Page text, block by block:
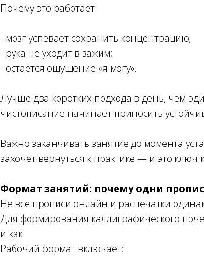
Почему это работает:
- мозг успевает сохранить концентрацию;
- рука не уходит в зажим;
- остаётся ощущение «я могу».
Лучше два коротких подхода в день, чем
чистописание начинает приносить
Важно заканчивать занятие до момента
захочет вернуться к практике — и это ключ
Формат занятий: почему одни
Не все прописи онлайн и распечатки
Для формирования каллиграфического
и как.
Рабочий формат включает: